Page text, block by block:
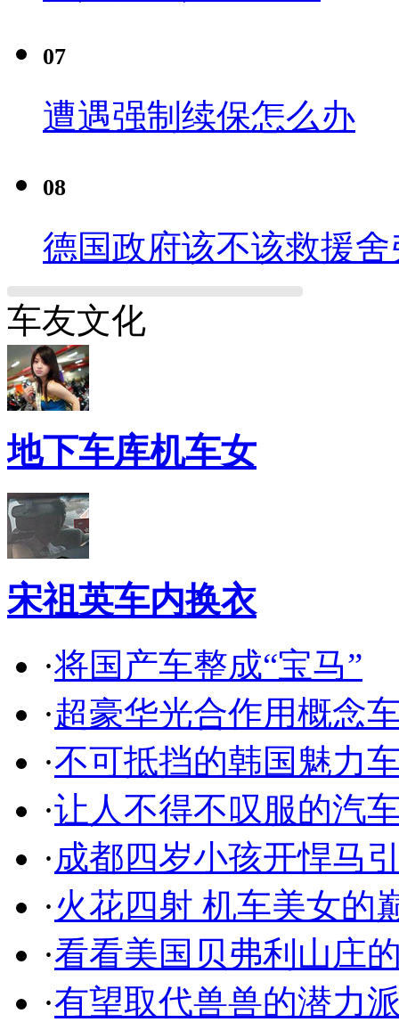
07
遭遇强制续保怎么办
08
德国政府该不该救援舍
车友文化
地下车库机车女
宋祖英车内换衣
·将国产车整成“宝马”
·超豪华光合作用概念
·不可抵挡的韩国魅力
·让人不得不叹服的汽
·成都四岁小孩开悍马
·火花四射 机车美女的
·看看美国贝弗利山庄
·有望取代兽兽的潜力